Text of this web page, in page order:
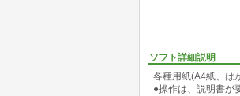
ソフト詳細説明
各種用紙(A4紙、は
●操作は、説明書が